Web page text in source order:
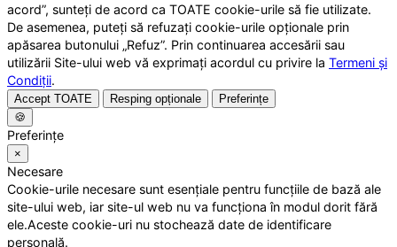
acord”, sunteți de acord ca TOATE cookie-urile să fie utilizate.
De asemenea, puteți să refuzați cookie-urile opționale prin
apăsarea butonului „Refuz”. Prin continuarea accesării sau
utilizării Site-ului web vă exprimați acordul cu privire la Termeni și
Condiții.
Accept TOATE Resping opționale
Preferințe
🍪
Preferințe
×
Necesare
Cookie-urile necesare sunt esențiale pentru funcțiile de bază ale
site-ului web, iar site-ul web nu va funcționa în modul dorit fără
ele.Aceste cookie-uri nu stochează date de identificare
personală.